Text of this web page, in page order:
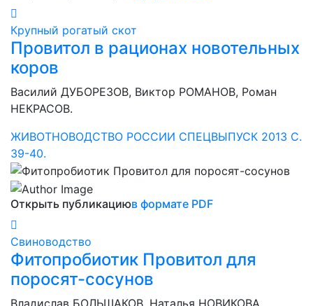
Крупный рогатый скот
Провитол в рационах новотельных
коров
Василий ДУБОРЕЗОВ, Виктор РОМАНОВ, Роман
НЕКРАСОВ.
ЖИВОТНОВОДСТВО РОССИИ СПЕЦВЫПУСК 2013 С.
39-40.
Открыть публикациюв формате PDF
Свиноводство
Фитопробиотик Провитол для
поросят-сосунов
Владислав БОЛЬШАКОВ, Наталья НОВИКОВА,